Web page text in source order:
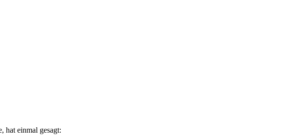
hat einmal gesagt: